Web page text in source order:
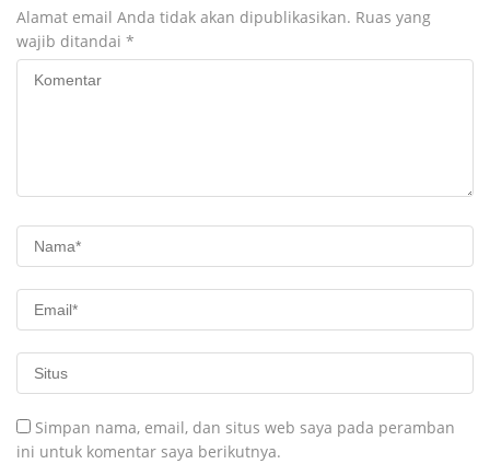
Alamat email Anda tidak akan dipublikasikan. Ruas yang
wajib ditandai *
Simpan nama, email, dan situs web saya pada peramban
ini untuk komentar saya berikutnya.